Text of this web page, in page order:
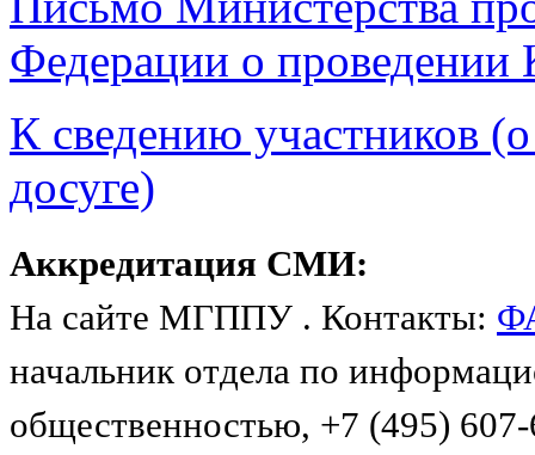
Федерации о проведении
К сведению участников
досуге)
Аккредитация СМИ:
На сайте МГППУ . Контакты:
начальник отдела по
общественностью, +7 (495)